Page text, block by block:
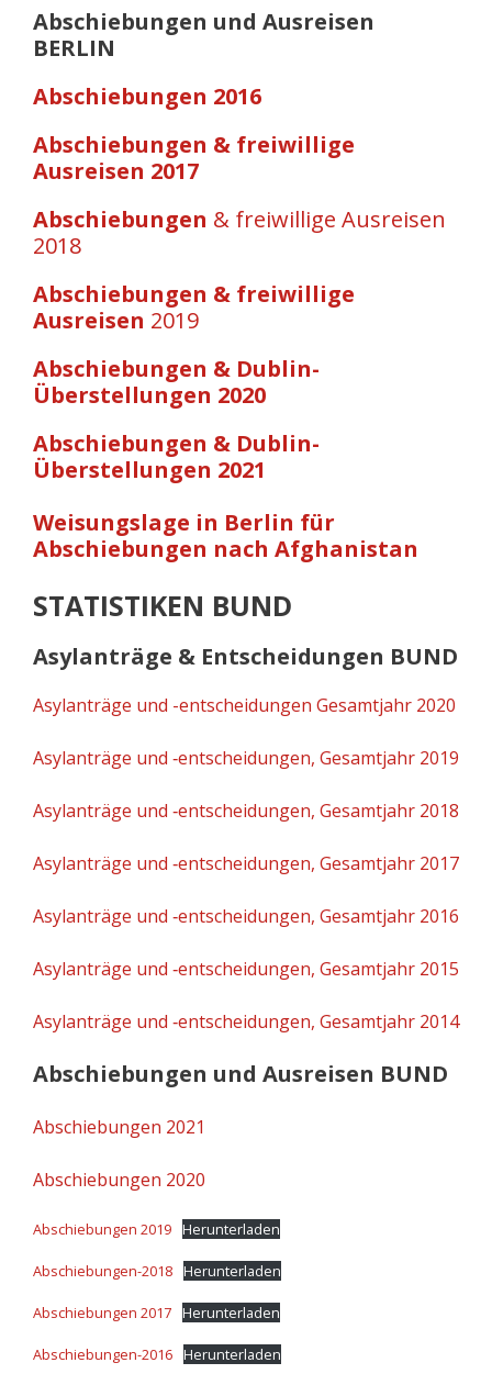
Abschiebungen und Ausreisen
BERLIN
Abschiebungen 2016
Abschiebungen & freiwillige
Ausreisen 2017
Abschiebungen & freiwillige Ausreisen
2018
Abschiebungen & freiwillige
Ausreisen 2019
Abschiebungen & Dublin-
Überstellungen 2020
Abschiebungen & Dublin-
Überstellungen 2021
Weisungslage in Berlin für
Abschiebungen nach Afghanistan
STATISTIKEN BUND
Asylanträge & Entscheidungen BUND
Asylanträge und -entscheidungen Gesamtjahr 2020
Asylanträge und ‑entscheidungen, Gesamtjahr 2019
Asylanträge und ‑entscheidungen, Gesamtjahr 2018
Asylanträge und ‑entscheidungen, Gesamtjahr 2017
Asylanträge und ‑entscheidungen, Gesamtjahr 2016
Asylanträge und ‑entscheidungen, Gesamtjahr 2015
Asylanträge und ‑entscheidungen, Gesamtjahr 2014
Abschiebungen und Ausreisen BUND
Abschiebungen 2021
Abschiebungen 2020
Abschiebungen 2019 Herunterladen
Abschiebungen-2018 Herunterladen
Abschiebungen 2017 Herunterladen
Abschiebungen-2016 Herunterladen